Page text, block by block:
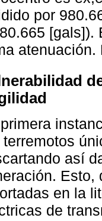
por
[gals]).
terremotos
así
Esto,
en la
de